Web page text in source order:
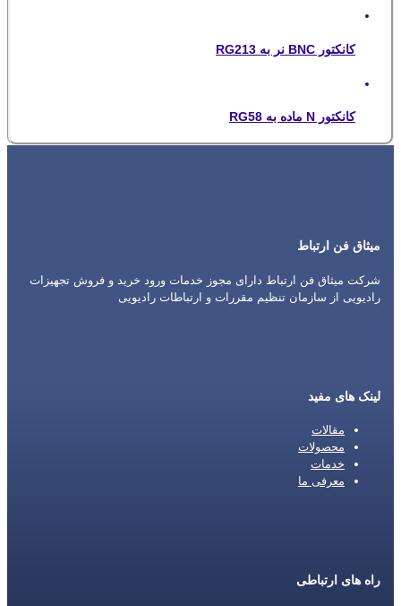
کانکتور BNC نر به RG213
کانکتور N ماده به RG58
میثاق فن ارتباط
شرکت میثاق فن ارتباط دارای مجوز خدمات ورود خرید و فروش تجهیزات
رادیویی از سازمان تنظیم مقررات و ارتباطات رادیویی
لینک های مفید
مقالات
محصولات
خدمات
معرفی ما
راه های ارتباطی